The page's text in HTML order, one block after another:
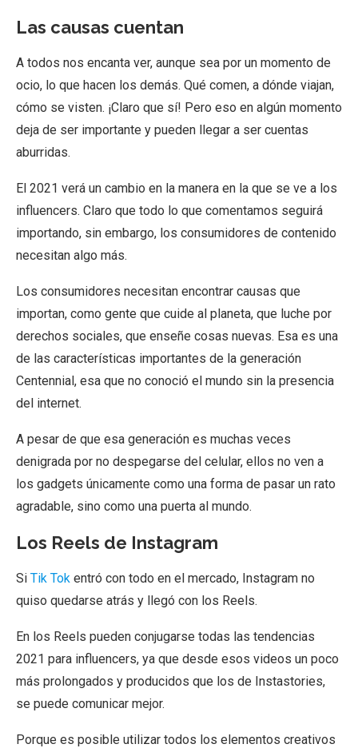
Las causas cuentan
A todos nos encanta ver, aunque sea por un momento de
ocio, lo que hacen los demás. Qué comen, a dónde viajan,
cómo se visten. ¡Claro que sí! Pero eso en algún momento
deja de ser importante y pueden llegar a ser cuentas
aburridas.
El 2021 verá un cambio en la manera en la que se ve a los
influencers. Claro que todo lo que comentamos seguirá
importando, sin embargo, los consumidores de contenido
necesitan algo más.
Los consumidores necesitan encontrar causas que
importan, como gente que cuide al planeta, que luche por
derechos sociales, que enseñe cosas nuevas. Esa es una
de las características importantes de la generación
Centennial, esa que no conoció el mundo sin la presencia
del internet.
A pesar de que esa generación es muchas veces
denigrada por no despegarse del celular, ellos no ven a
los gadgets únicamente como una forma de pasar un rato
agradable, sino como una puerta al mundo.
Los Reels de Instagram
Si Tik Tok entró con todo en el mercado, Instagram no
quiso quedarse atrás y llegó con los Reels.
En los Reels pueden conjugarse todas las tendencias
2021 para influencers, ya que desde esos videos un poco
más prolongados y producidos que los de Instastories,
se puede comunicar mejor.
Porque es posible utilizar todos los elementos creativos